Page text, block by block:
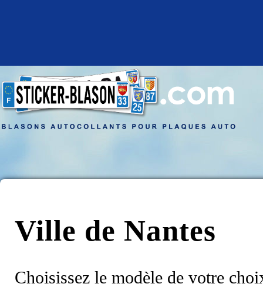
Ville de Nantes
Choisissez le modèle de votre